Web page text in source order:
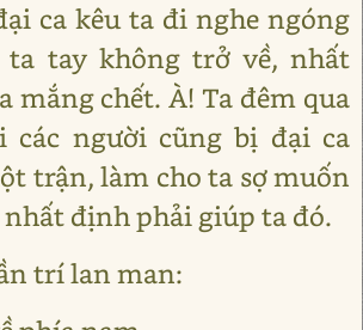
ca kêu ta đi nghe ngóng
tay không trở về, nhất
mắng chết. À! Ta đêm qua
các người cũng bị đại ca
trận, làm cho ta sợ muốn
định phải giúp ta đó.
trí lan man: